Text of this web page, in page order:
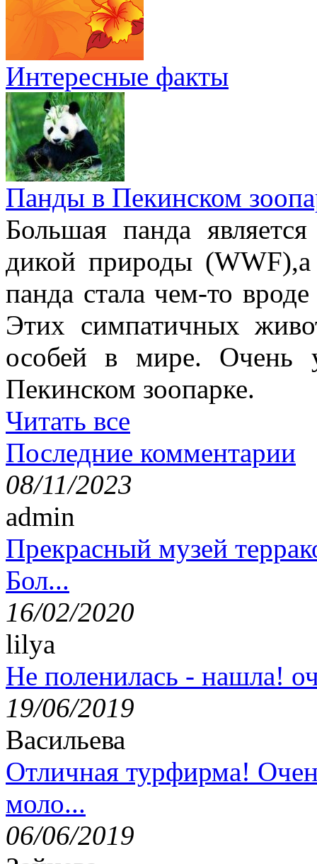
Интересные факты
Панды в Пекинском
Большая панда
дикой природы
панда стала чем-то
Этих симпатичных
особей в мире. Очень
Пекинском зоопарке.
Читать все
Последние комментарии
08/11/2023
admin
Прекрасный музей
Бол...
16/02/2020
lilya
Не поленилась - нашла!
19/06/2019
Васильева
Отличная турфирма!
моло...
06/06/2019